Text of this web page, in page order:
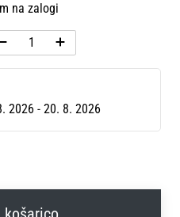
na zalogi
2026 - 20. 8. 2026